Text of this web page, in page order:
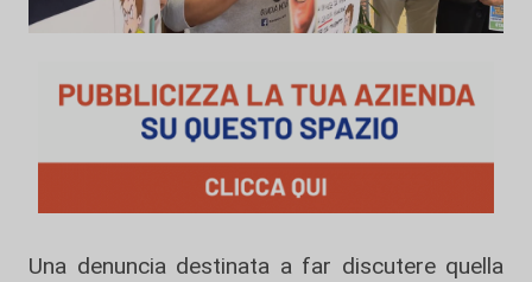
Una denuncia destinata a far discutere quella